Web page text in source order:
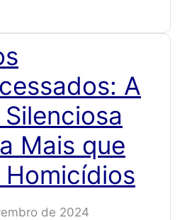
A
Mais que
Homicídios
de 2024